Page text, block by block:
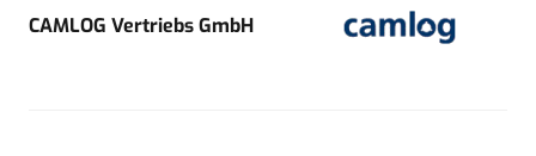
CAMLOG Vertriebs GmbH